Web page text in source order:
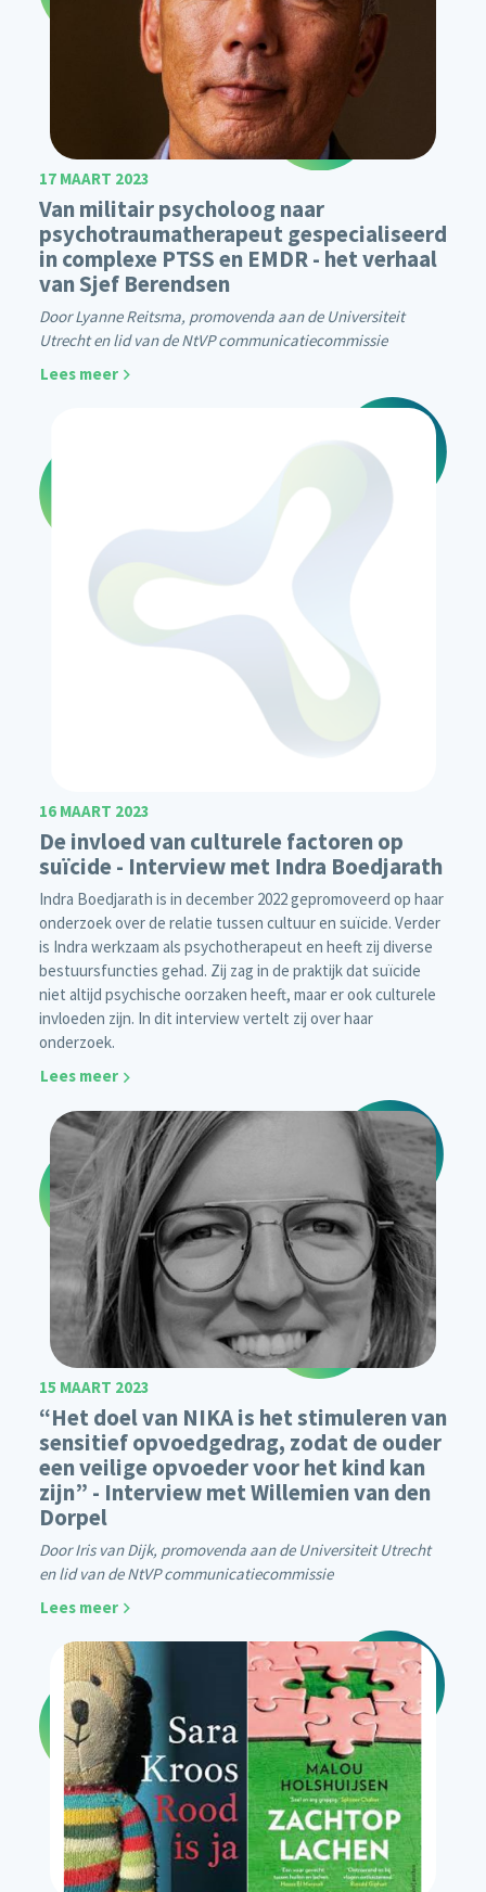
17 MAART 2023
Van militair psycholoog naar
psychotraumatherapeut gespecialiseerd
in complexe PTSS en EMDR - het verhaal
van Sjef Berendsen
Door Lyanne Reitsma, promovenda aan de Universiteit
Utrecht en lid van de NtVP communicatiecommissie
Lees meer
16 MAART 2023
De invloed van culturele factoren op
suïcide - Interview met Indra Boedjarath
Indra Boedjarath is in december 2022 gepromoveerd op haar
onderzoek over de relatie tussen cultuur en suïcide. Verder
is Indra werkzaam als psychotherapeut en heeft zij diverse
bestuursfuncties gehad. Zij zag in de praktijk dat suïcide
niet altijd psychische oorzaken heeft, maar er ook culturele
invloeden zijn. In dit interview vertelt zij over haar
onderzoek.
Lees meer
15 MAART 2023
“Het doel van NIKA is het stimuleren van
sensitief opvoedgedrag, zodat de ouder
een veilige opvoeder voor het kind kan
zijn” - Interview met Willemien van den
Dorpel
Door Iris van Dijk, promovenda aan de Universiteit Utrecht
en lid van de NtVP communicatiecommissie
Lees meer